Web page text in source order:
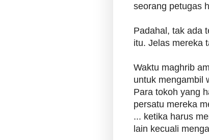
seorang petugas
Padahal, tak ada
itu. Jelas mereka
Waktu maghrib
untuk mengambil
Para tokoh yang
persatu mereka
... ketika harus
lain kecuali